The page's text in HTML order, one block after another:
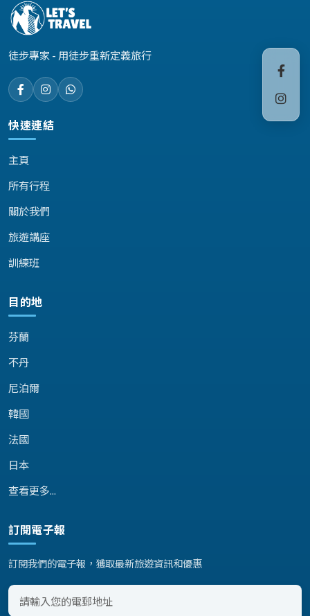
徒步專家 - 用徒步重新定義旅行
快速連結
主頁
所有行程
關於我們
旅遊講座
訓練班
目的地
芬蘭
不丹
尼泊爾
韓國
法國
日本
查看更多...
訂閱電子報
訂閱我們的電子報，獲取最新旅遊資訊和優惠